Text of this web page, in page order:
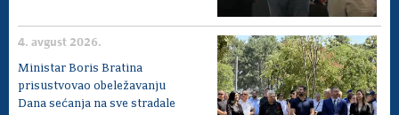
4. avgust 2026.
Ministar Boris Bratina
prisustvovao obeležavanju
Dana sećanja na sve stradale